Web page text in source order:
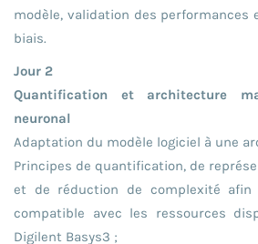
modèle, validation des performances
biais.
Jour 2
Quantification et architecture
neuronal
Adaptation du modèle logiciel à une
Principes de quantification, de
et de réduction de complexité afin
compatible avec les ressources
Digilent Basys3 ;